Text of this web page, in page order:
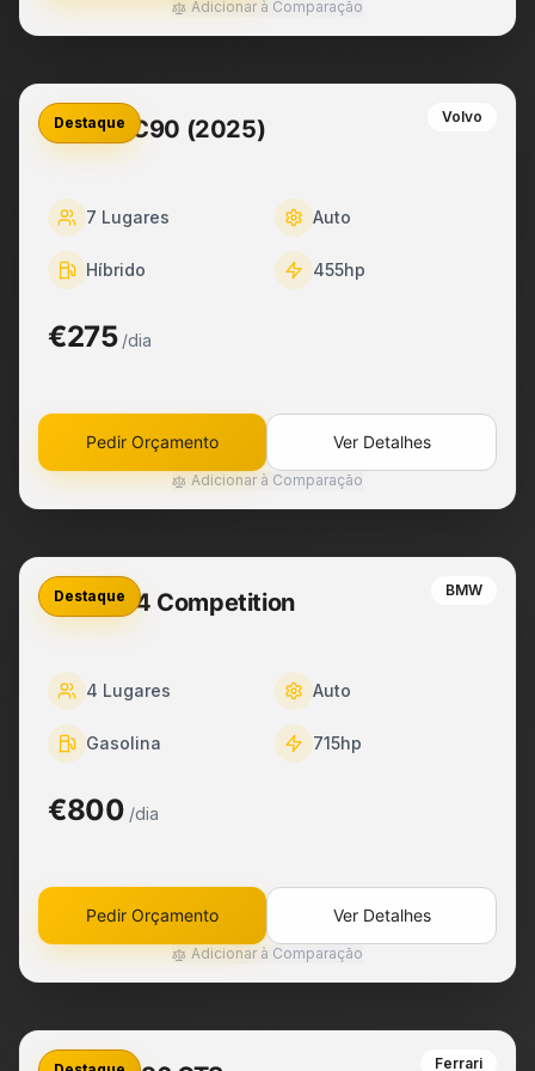
Adicionar à Comparação
Destaque Volvo
Volvo XC90 (2025)
7 Lugares Auto
Híbrido 455hp
€275 /dia
Pedir Orçamento Ver Detalhes
Adicionar à Comparação
Destaque BMW
BMW M4 Competition
4 Lugares Auto
Gasolina 715hp
€800 /dia
Pedir Orçamento Ver Detalhes
Adicionar à Comparação
Ferrari